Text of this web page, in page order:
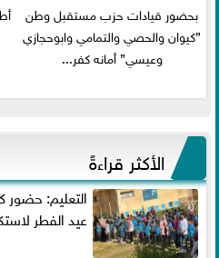
بحضور قيادات حزب مستقبل وطن
”كيوان والحصي والتمامي وابوحجازي
وعيسي” أمانه كفر...
الأكثر قراءةً
التعليم: حضور
عيد الفطر